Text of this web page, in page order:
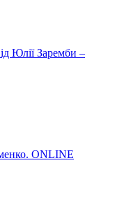
Юлії Заремби –
ONLINE